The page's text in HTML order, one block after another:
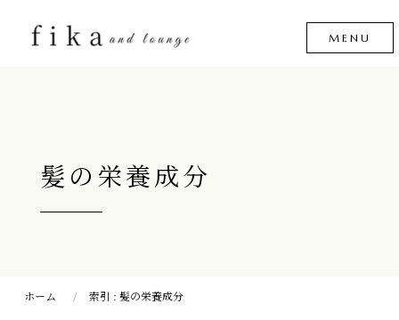
髪の栄養成分
ホーム 索引 : 髪の栄養成分